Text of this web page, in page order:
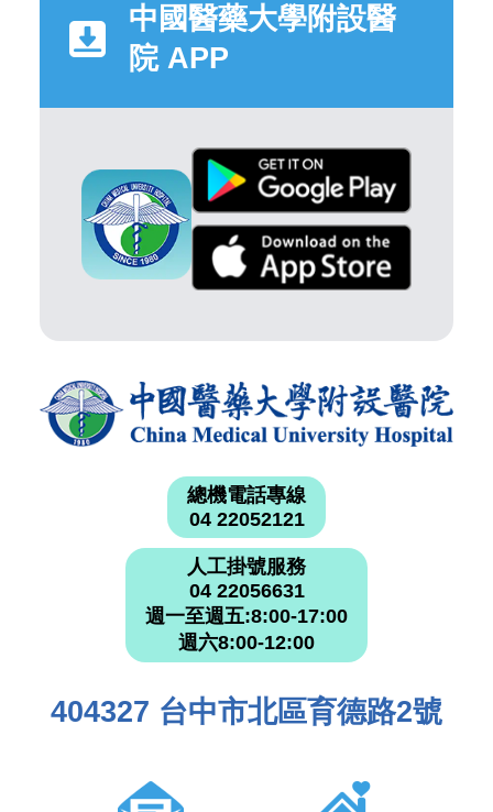
中國醫藥大學附設醫
院 APP
總機電話專線
04 22052121
人工掛號服務
04 22056631
週一至週五:8:00-17:00
週六8:00-12:00
404327 台中市北區育德路2號